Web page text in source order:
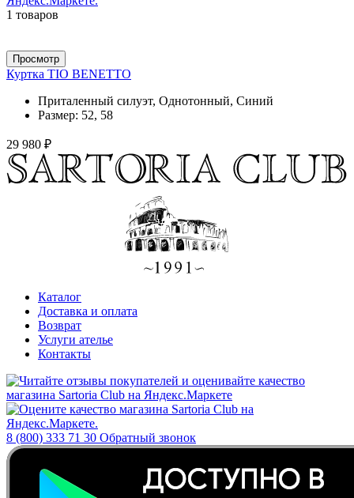
1 товаров
Просмотр
Куртка TIO BENETTO
Приталенный силуэт, Однотонный, Синий
Размер: 52, 58
29 980 ₽
Каталог
Доставка и оплата
Возврат
Услуги ателье
Контакты
8 (800) 333 71 30 Обратный звонок